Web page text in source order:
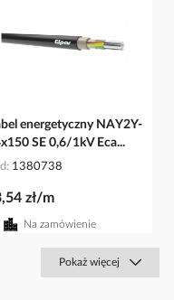
energetyczny NAY2Y-
SE 0,6/1kV Eca...
1380738
zł/m
Na zamówienie
Pokaż więcej